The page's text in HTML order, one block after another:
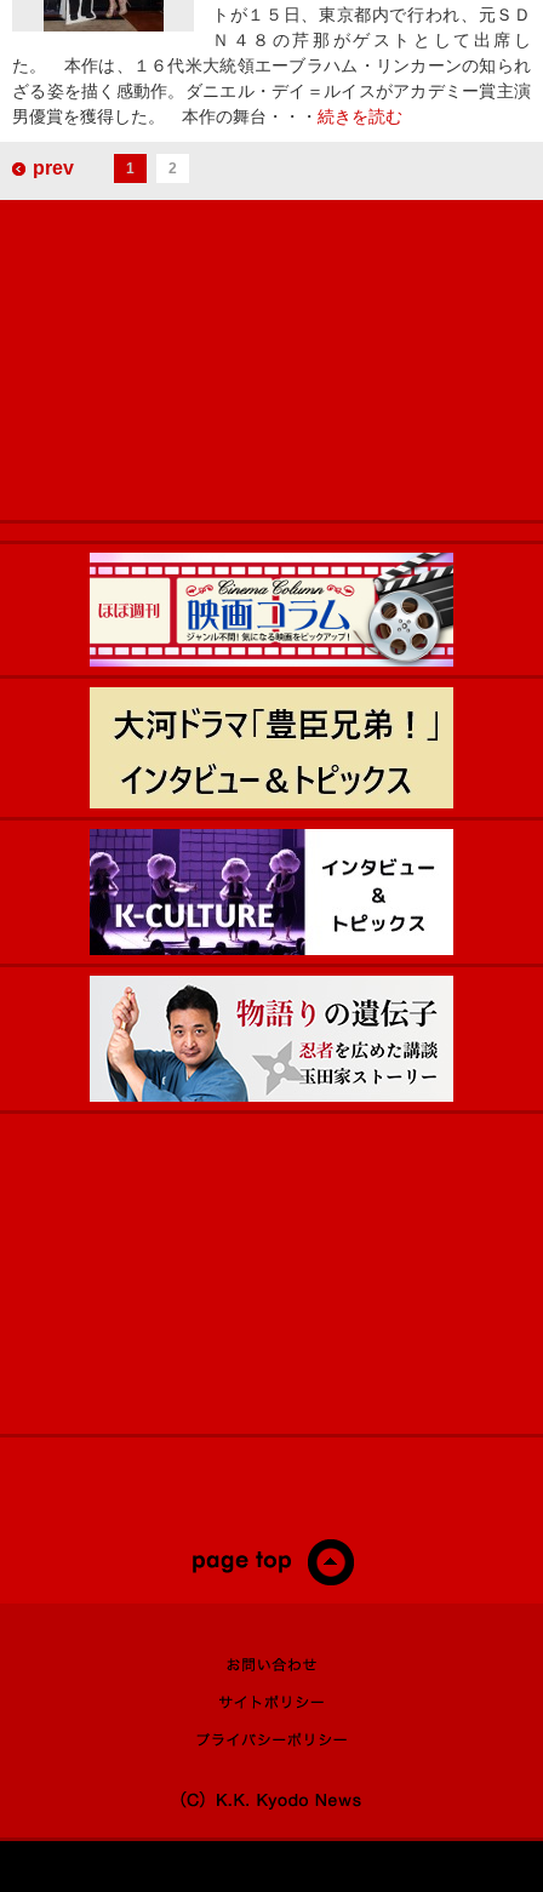
トが１５日、東京都内で行われ、元ＳＤ
Ｎ４８の芹那がゲストとして出席し
た。 本作は、１６代米大統領エーブラハム・リンカーンの知られ
ざる姿を描く感動作。ダニエル・デイ＝ルイスがアカデミー賞主演
男優賞を獲得した。 本作の舞台・・・ 続きを読む
prev 1 2